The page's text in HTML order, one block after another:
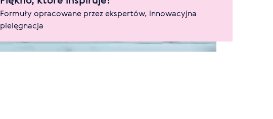
Formuły opracowane przez ekspertów, innowacyjna
pielęgnacja